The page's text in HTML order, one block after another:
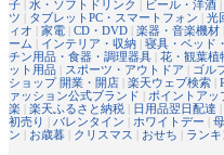
子 | 水・ソフトドリンク | ビール・洋酒 |
ツ | タブレットPC・スマートフォン | 光
ィオ | 家電 | CD・DVD | 楽器・音楽機材
ーム | インテリア・収納 | 寝具・ベッド
チン用品・食器・調理器具 | 花・観葉植
ット用品 | スポーツ・アウトドア | ゴル
ショップ 開業・開店 | 楽天ウェブ検索 |
ァッション公式ブランド | ポイントアッ
楽 | 楽天ふるさと納税 | 日用品翌日配達 |
初売り | バレンタイン | ホワイトデー |
ン | お歳暮 | クリスマス | おせち | ラン